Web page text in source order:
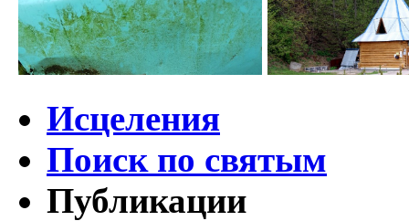
Исцеления
Поиск по святым
Публикации